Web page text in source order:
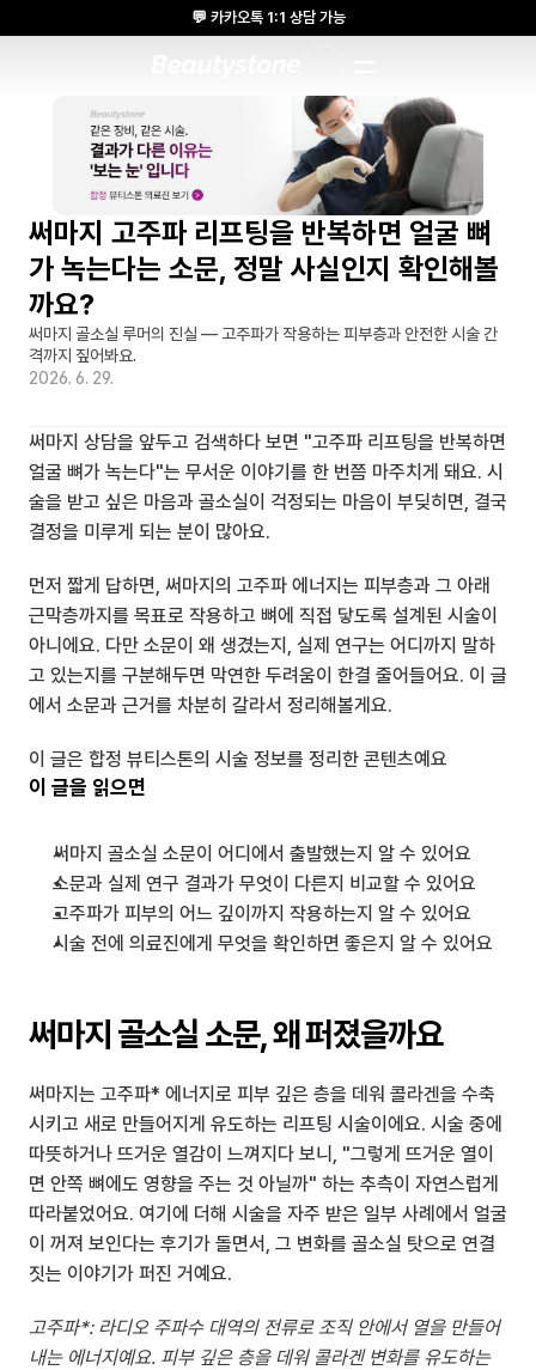
써마지 고주파 리프팅을 반복하면 얼굴 뼈
가 녹는다는 소문, 정말 사실인지 확인해볼
까요?
써마지 골소실 루머의 진실 — 고주파가 작용하는 피부층과 안전한 시술 간
격까지 짚어봐요.
2026. 6. 29.
써마지 상담을 앞두고 검색하다 보면 "고주파 리프팅을 반복하면
얼굴 뼈가 녹는다"는 무서운 이야기를 한 번쯤 마주치게 돼요. 시
술을 받고 싶은 마음과 골소실이 걱정되는 마음이 부딪히면, 결국
결정을 미루게 되는 분이 많아요.
먼저 짧게 답하면, 써마지의 고주파 에너지는 피부층과 그 아래
근막층까지를 목표로 작용하고 뼈에 직접 닿도록 설계된 시술이
아니에요. 다만 소문이 왜 생겼는지, 실제 연구는 어디까지 말하
고 있는지를 구분해두면 막연한 두려움이 한결 줄어들어요. 이 글
에서 소문과 근거를 차분히 갈라서 정리해볼게요.
이 글은 합정 뷰티스톤의 시술 정보를 정리한 콘텐츠예요
이 글을 읽으면
써마지 골소실 소문이 어디에서 출발했는지 알 수 있어요
소문과 실제 연구 결과가 무엇이 다른지 비교할 수 있어요
고주파가 피부의 어느 깊이까지 작용하는지 알 수 있어요
시술 전에 의료진에게 무엇을 확인하면 좋은지 알 수 있어요
써마지 골소실 소문, 왜 퍼졌을까요
써마지는 고주파* 에너지로 피부 깊은 층을 데워 콜라겐을 수축
시키고 새로 만들어지게 유도하는 리프팅 시술이에요. 시술 중에
따뜻하거나 뜨거운 열감이 느껴지다 보니, "그렇게 뜨거운 열이
면 안쪽 뼈에도 영향을 주는 것 아닐까" 하는 추측이 자연스럽게
따라붙었어요. 여기에 더해 시술을 자주 받은 일부 사례에서 얼굴
이 꺼져 보인다는 후기가 돌면서, 그 변화를 골소실 탓으로 연결
짓는 이야기가 퍼진 거예요.
고주파*: 라디오 주파수 대역의 전류로 조직 안에서 열을 만들어
내는 에너지예요. 피부 깊은 층을 데워 콜라겐 변화를 유도하는
💬 카카오톡 1:1 상담 가능
🌸 뷰티스톤의원 메디톡스 방콕 Cadaver workshop 참석 🌸